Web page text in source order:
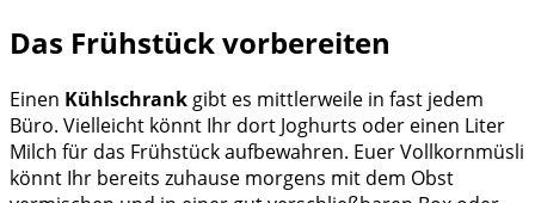
Das Frühstück vorbereiten
Einen Kühlschrank gibt es mittlerweile in fast jedem
Büro. Vielleicht könnt Ihr dort Joghurts oder einen Liter
Milch für das Frühstück aufbewahren. Euer Vollkornmüsli
könnt Ihr bereits zuhause morgens mit dem Obst